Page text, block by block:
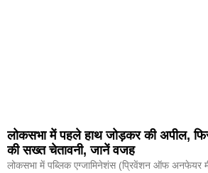
लोकसभा में पहले हाथ जोड़कर की अपील,
की सख्त चेतावनी, जानें वजह
लोकसभा में पब्लिक एग्जामिनेशंस (प्रिवेंशन ऑफ अनफेयर